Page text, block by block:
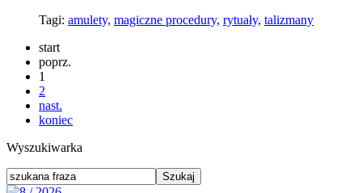
Tagi: amulety, magiczne procedury, rytuały, talizmany
start
poprz.
1
2
nast.
koniec
Wyszukiwarka